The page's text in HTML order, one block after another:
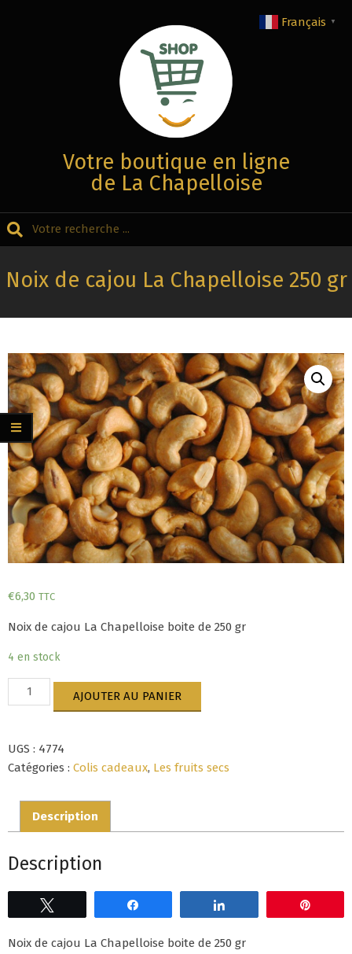
Votre boutique en ligne
de La Chapelloise
Secondaire
Noix de cajou La Chapelloise 250 gr
€6,30 TTC
Noix de cajou La Chapelloise boite de 250 gr
4 en stock
quantité
de
cajou
La
250
AJOUTER AU PANIER
UGS : 4774
Catégories : Colis cadeaux, Les fruits secs
Description
Description
Noix de cajou La Chapelloise boite de 250 gr
Français ▼